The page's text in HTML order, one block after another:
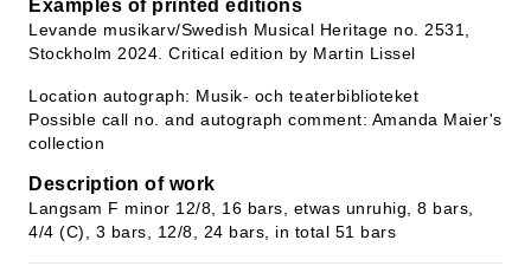
Examples of printed editions
Levande musikarv/Swedish Musical Heritage no. 2531,
Stockholm 2024. Critical edition by Martin Lissel
Location autograph: Musik- och teaterbiblioteket
Possible call no. and autograph comment: Amanda Maier's
collection
Description of work
Langsam F minor 12/8, 16 bars, etwas unruhig, 8 bars,
4/4 (C), 3 bars, 12/8, 24 bars, in total 51 bars